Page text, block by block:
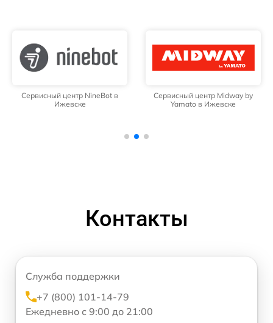
Сервисный центр NineBot в
Ижевске
Сервисный центр Midway by
Yamato в Ижевске
Контакты
Служба поддержки
+7 (800) 101-14-79
Ежедневно с 9:00 до 21:00